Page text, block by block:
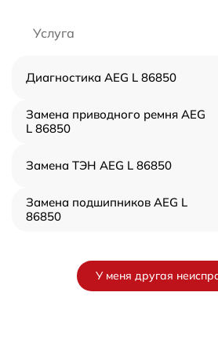
Услуга
Диагностика AEG L 86850
Замена приводного ремня AEG
L 86850
Замена ТЭН AEG L 86850
Замена подшипников AEG L
86850
У меня другая